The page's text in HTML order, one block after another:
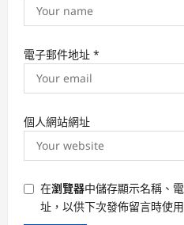
電子郵件地址 *
個人網站網址
在瀏覽器中儲存顯示名稱、
址，以供下次發佈留言時使用